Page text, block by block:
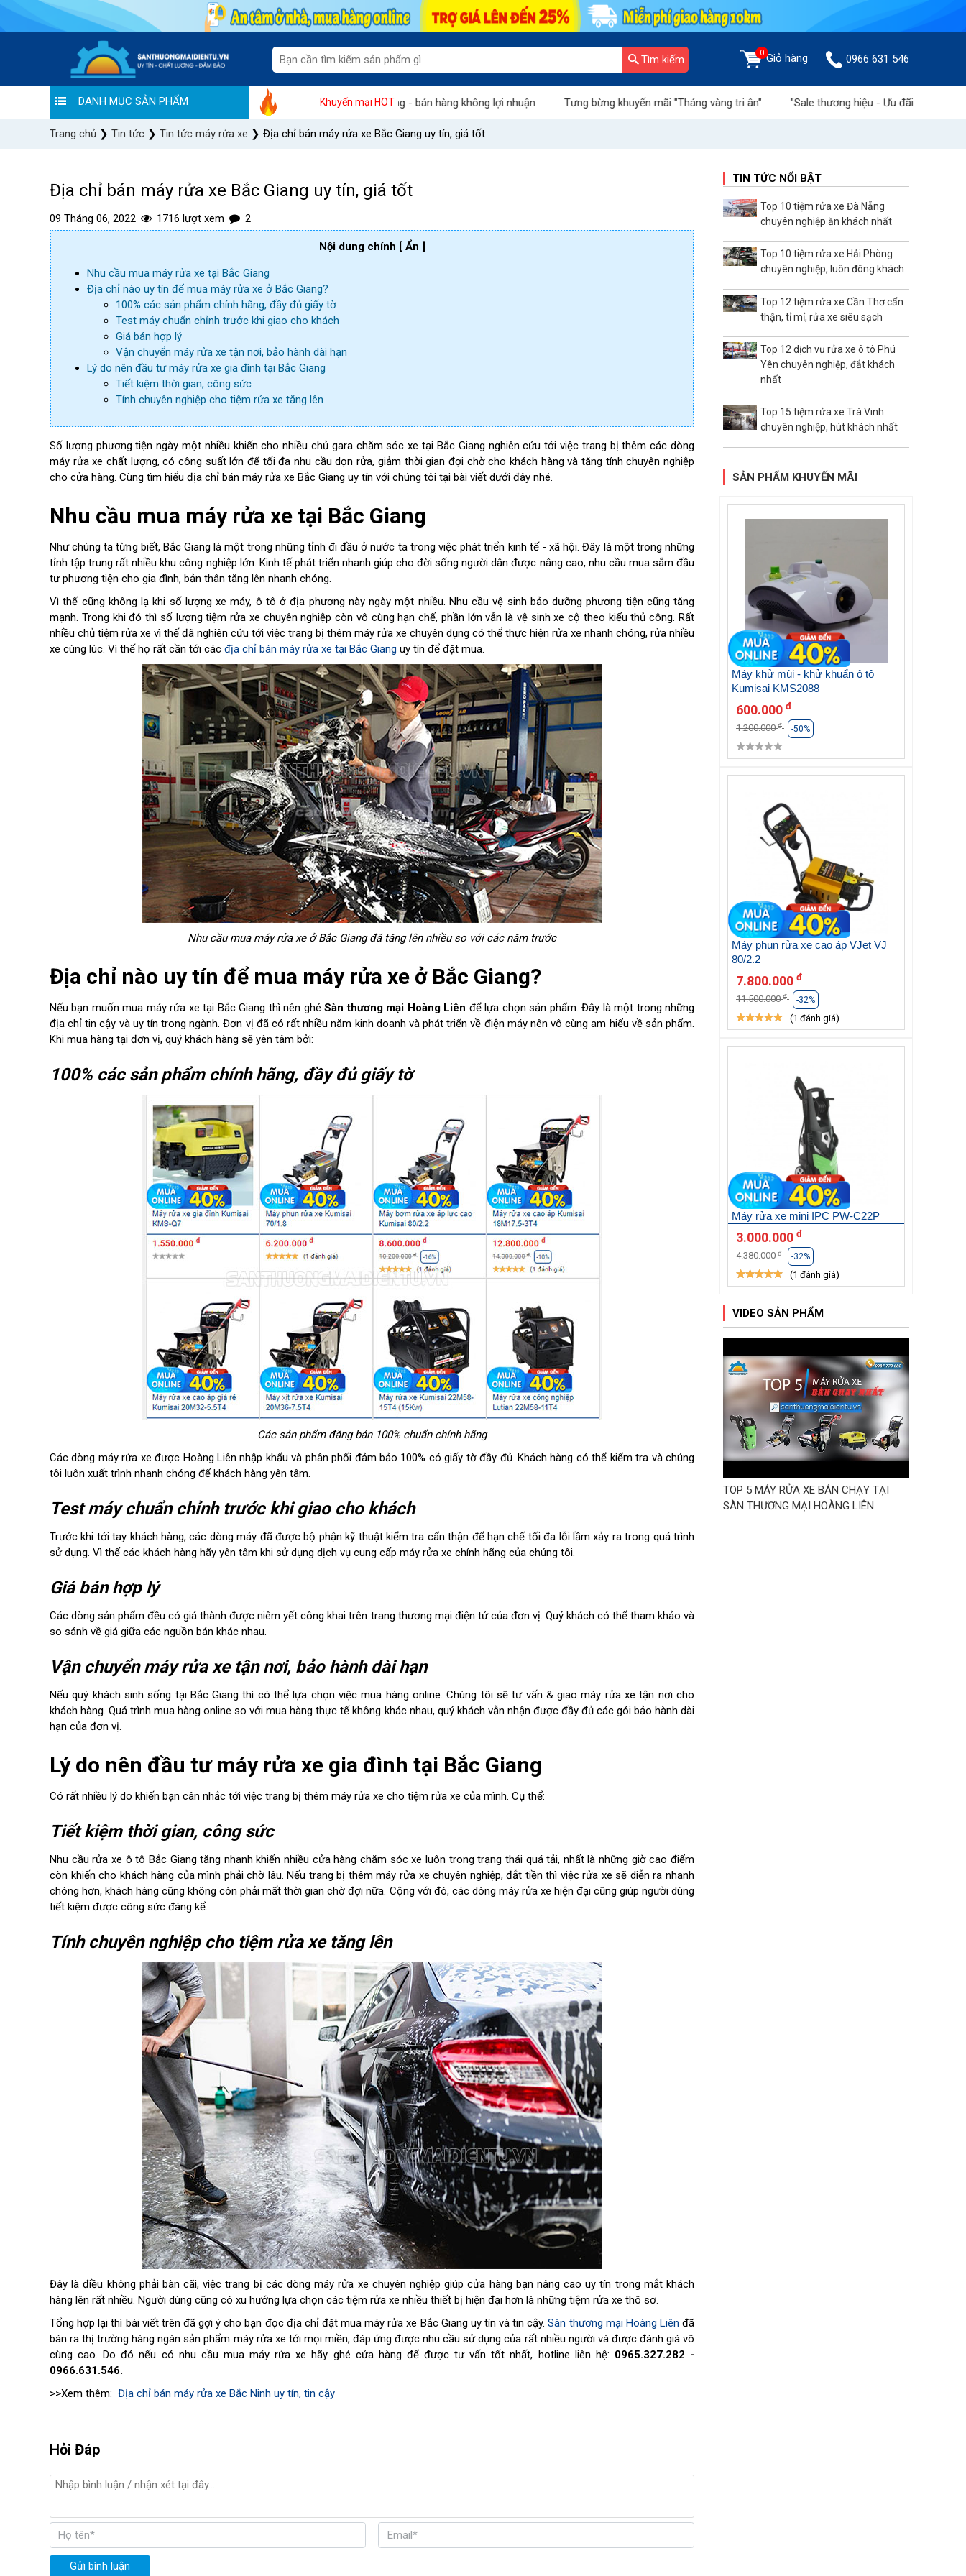
Tìm kiếm 0 Giỏ hàng 0966 631 546
DANH MỤC SẢN PHẨM Khuyến mại HOT
Hoàng Liên chung tay đẩy lùi Covid: Tháng vàng - bán hàng không lợi nhuận Tưng bừng khuyến mãi "Tháng vàng tri ân" "Sale thương hiệu - Ưu đãi tiền triệu" tại Sàn thương
Trang chủ ❯ Tin tức ❯ Tin tức máy rửa xe ❯ Địa chỉ bán máy rửa xe Bắc Giang uy tín, giá tốt
Địa chỉ bán máy rửa xe Bắc Giang uy tín, giá tốt
09 Tháng 06, 2022 1716 lượt xem 2
Nội dung chính [ Ẩn ]
Nhu cầu mua máy rửa xe tại Bắc Giang
Địa chỉ nào uy tín để mua máy rửa xe ở Bắc Giang?
100% các sản phẩm chính hãng, đầy đủ giấy tờ
Test máy chuẩn chỉnh trước khi giao cho khách
Giá bán hợp lý
Vận chuyển máy rửa xe tận nơi, bảo hành dài hạn
Lý do nên đầu tư máy rửa xe gia đình tại Bắc Giang
Tiết kiệm thời gian, công sức
Tính chuyên nghiệp cho tiệm rửa xe tăng lên
Số lượng phương tiện ngày một nhiều khiến cho nhiều chủ gara chăm sóc xe tại Bắc Giang nghiên cứu tới việc trang bị thêm các dòng
máy rửa xe chất lượng, có công suất lớn để tối đa nhu cầu dọn rửa, giảm thời gian đợi chờ cho khách hàng và tăng tính chuyên nghiệp
cho cửa hàng. Cùng tìm hiểu địa chỉ bán máy rửa xe Bắc Giang uy tín với chúng tôi tại bài viết dưới đây nhé.
Nhu cầu mua máy rửa xe tại Bắc Giang
Như chúng ta từng biết, Bắc Giang là một trong những tỉnh đi đầu ở nước ta trong việc phát triển kinh tế - xã hội. Đây là một trong những
tỉnh tập trung rất nhiều khu công nghiệp lớn. Kinh tế phát triển nhanh giúp cho đời sống người dân được nâng cao, nhu cầu mua sắm đầu
tư phương tiện cho gia đình, bản thân tăng lên nhanh chóng.
Vì thế cũng không lạ khi số lượng xe máy, ô tô ở địa phương này ngày một nhiều. Nhu cầu vệ sinh bảo dưỡng phương tiện cũng tăng
mạnh. Trong khi đó thì số lượng tiệm rửa xe chuyên nghiệp còn vô cùng hạn chế, phần lớn vẫn là vệ sinh xe cộ theo kiểu thủ công. Rất
nhiều chủ tiệm rửa xe vì thế đã nghiên cứu tới việc trang bị thêm máy rửa xe chuyên dụng có thể thực hiện rửa xe nhanh chóng, rửa nhiều
xe cùng lúc. Vì thế họ rất cần tới các địa chỉ bán máy rửa xe tại Bắc Giang uy tín để đặt mua.
Nhu cầu mua máy rửa xe ở Bắc Giang đã tăng lên nhiều so với các năm trước
Địa chỉ nào uy tín để mua máy rửa xe ở Bắc Giang?
Nếu bạn muốn mua máy rửa xe tại Bắc Giang thì nên ghéSàn thương mại Hoàng Liên để lựa chọn sản phẩm. Đây là một trong những
địa chỉ tin cậy và uy tín trong ngành. Đơn vị đã có rất nhiều năm kinh doanh và phát triển về điện máy nên vô cùng am hiểu về sản phẩm.
Khi mua hàng tại đơn vị, quý khách hàng sẽ yên tâm bởi:
100% các sản phẩm chính hãng, đầy đủ giấy tờ
Các sản phẩm đăng bán 100% chuẩn chính hãng
Các dòng máy rửa xe được Hoàng Liên nhập khẩu và phân phối đảm bảo 100% có giấy tờ đầy đủ. Khách hàng có thể kiểm tra và chúng
tôi luôn xuất trình nhanh chóng để khách hàng yên tâm.
Test máy chuẩn chỉnh trước khi giao cho khách
Trước khi tới tay khách hàng, các dòng máy đã được bộ phận kỹ thuật kiểm tra cẩn thận để hạn chế tối đa lỗi lầm xảy ra trong quá trình
sử dụng. Vì thế các khách hàng hãy yên tâm khi sử dụng dịch vụ cung cấp máy rửa xe chính hãng của chúng tôi.
Giá bán hợp lý
Các dòng sản phẩm đều có giá thành được niêm yết công khai trên trang thương mại điện tử của đơn vị. Quý khách có thể tham khảo và
so sánh về giá giữa các nguồn bán khác nhau.
Vận chuyển máy rửa xe tận nơi, bảo hành dài hạn
Nếu quý khách sinh sống tại Bắc Giang thì có thể lựa chọn việc mua hàng online. Chúng tôi sẽ tư vấn & giao máy rửa xe tận nơi cho
khách hàng. Quá trình mua hàng online so với mua hàng thực tế không khác nhau, quý khách vẫn nhận được đầy đủ các gói bảo hành dài
hạn của đơn vị.
Lý do nên đầu tư máy rửa xe gia đình tại Bắc Giang
Có rất nhiều lý do khiến bạn cân nhắc tới việc trang bị thêm máy rửa xe cho tiệm rửa xe của mình. Cụ thể:
Tiết kiệm thời gian, công sức
Nhu cầu rửa xe ô tô Bắc Giang tăng nhanh khiến nhiều cửa hàng chăm sóc xe luôn trong trạng thái quá tải, nhất là những giờ cao điểm
còn khiến cho khách hàng của mình phải chờ lâu. Nếu trang bị thêm máy rửa xe chuyên nghiệp, đắt tiền thì việc rửa xe sẽ diễn ra nhanh
chóng hơn, khách hàng cũng không còn phải mất thời gian chờ đợi nữa. Cộng với đó, các dòng máy rửa xe hiện đại cũng giúp người dùng
tiết kiệm được công sức đáng kể.
Tính chuyên nghiệp cho tiệm rửa xe tăng lên
Đây là điều không phải bàn cãi, việc trang bị các dòng máy rửa xe chuyên nghiệp giúp cửa hàng bạn nâng cao uy tín trong mắt khách
hàng lên rất nhiều. Người dùng cũng có xu hướng lựa chọn các tiệm rửa xe nhiều thiết bị hiện đại hơn là những tiệm rửa xe thô sơ.
Tổng hợp lại thì bài viết trên đã gợi ý cho bạn đọc địa chỉ đặt mua máy rửa xe Bắc Giang uy tín và tin cậy.Sàn thương mại Hoàng Liên đã
bán ra thị trường hàng ngàn sản phẩm máy rửa xe tới mọi miền, đáp ứng được nhu cầu sử dụng của rất nhiều người và được đánh giá vô
cùng cao. Do đó nếu có nhu cầu mua máy rửa xe hãy ghé cửa hàng để được tư vấn tốt nhất, hotline liên hệ: 0965.327.282 -
0966.631.546.
>>Xem thêm: Địa chỉ bán máy rửa xe Bắc Ninh uy tín, tin cậy
Hỏi Đáp
Gửi bình luận
TIN TỨC NỔI BẬT
Top 10 tiệm rửa xe Đà Nẵng
chuyên nghiệp ăn khách nhất
Top 10 tiệm rửa xe Hải Phòng
chuyên nghiệp, luôn đông khách
Top 12 tiệm rửa xe Cần Thơ cẩn
thận, tỉ mỉ, rửa xe siêu sạch
Top 12 dịch vụ rửa xe ô tô Phú
Yên chuyên nghiệp, đắt khách
nhất
Top 15 tiệm rửa xe Trà Vinh
chuyên nghiệp, hút khách nhất
SẢN PHẨM KHUYẾN MÃI
Máy khử mùi - khử khuẩn ô tô
Kumisai KMS2088
600.000 đ
1.200.000đ -50%
Máy phun rửa xe cao áp VJet VJ
80/2.2
7.800.000 đ
11.500.000đ -32%
(1 đánh giá)
Máy rửa xe mini IPC PW-C22P
3.000.000 đ
4.380.000đ -32%
(1 đánh giá)
VIDEO SẢN PHẨM
TOP 5 MÁY RỬA XE BÁN CHẠY TẠI
SÀN THƯƠNG MẠI HOÀNG LIÊN